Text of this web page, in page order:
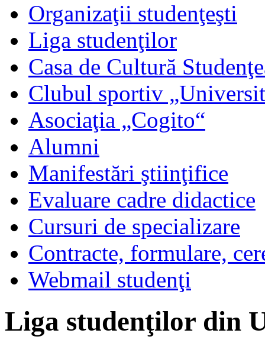
Organizaţii studenţeşti
Liga studenţilor
Casa de Cultură
Clubul sportiv
Asociaţia „Cogito“
Alumni
Manifestări ştiinţifice
Evaluare cadre didactice
Cursuri de specializare
Contracte, formulare,
Webmail studenţi
Liga studenţilor din